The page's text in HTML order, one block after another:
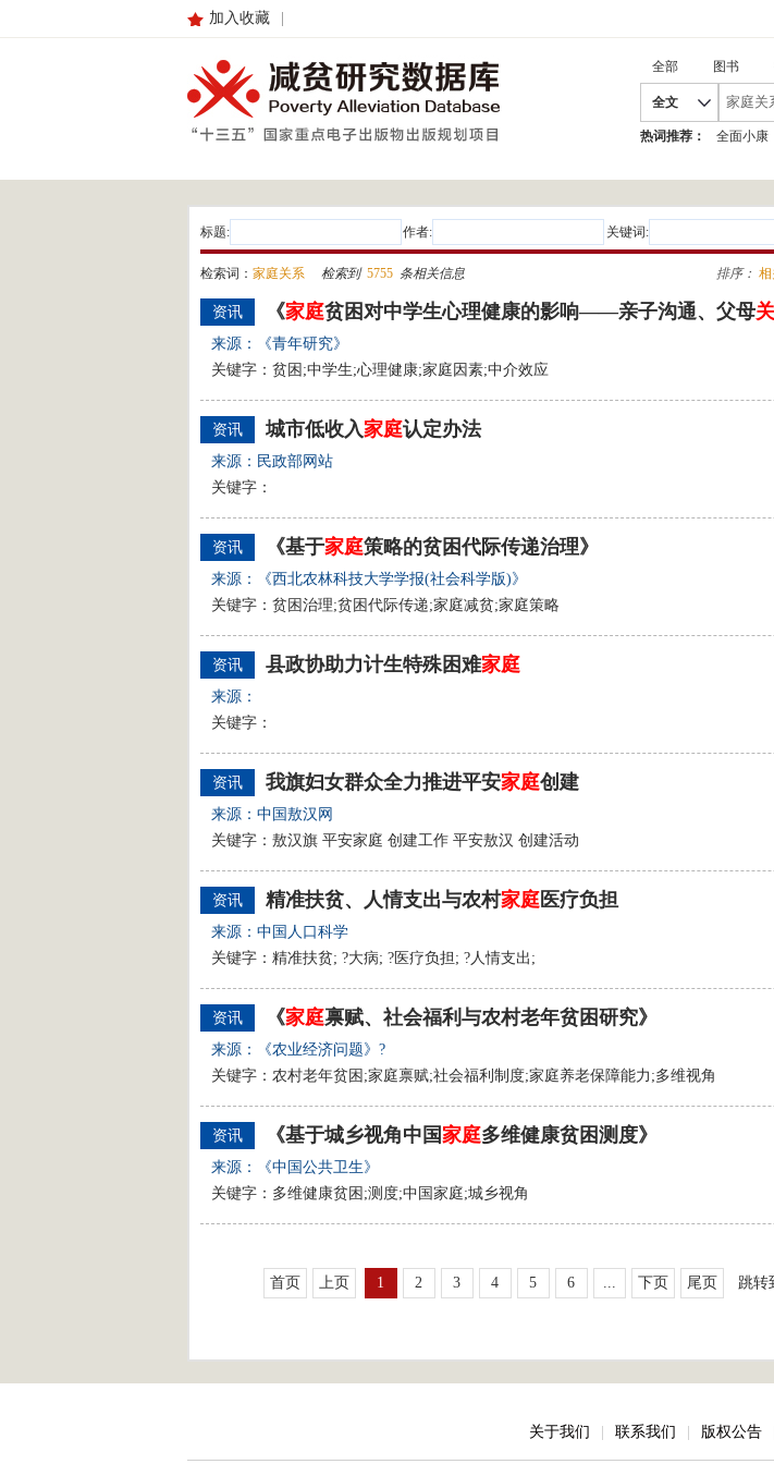
加入收藏
全部 图书
全文
热词推荐： 全面小康
标题: 作者: 关键词:
排序：
检索词： 家庭关系 检索到 5755 条相关信息
资讯 《家庭贫困对中学生心理健康的影响——亲子沟通、父母
来源：《青年研究》
关键字：贫困;中学生;心理健康;家庭因素;中介效应
资讯 城市低收入家庭认定办法
来源：民政部网站
关键字：
资讯 《基于家庭策略的贫困代际传递治理》
来源：《西北农林科技大学学报(社会科学版)》
关键字：贫困治理;贫困代际传递;家庭减贫;家庭策略
资讯 县政协助力计生特殊困难家庭
来源：
关键字：
资讯 我旗妇女群众全力推进平安家庭创建
来源：中国敖汉网
关键字：敖汉旗 平安家庭 创建工作 平安敖汉 创建活动
资讯 精准扶贫、人情支出与农村家庭医疗负担
来源：中国人口科学
关键字：精准扶贫; ?大病; ?医疗负担; ?人情支出;
资讯 《家庭禀赋、社会福利与农村老年贫困研究》
来源：《农业经济问题》?
关键字：农村老年贫困;家庭禀赋;社会福利制度;家庭养老保障能力;多维视角
资讯 《基于城乡视角中国家庭多维健康贫困测度》
来源：《中国公共卫生》
关键字：多维健康贫困;测度;中国家庭;城乡视角
首页 上页 1 2 3 4 5 6 ... 下页 尾页 跳转
关于我们 联系我们 版权公告